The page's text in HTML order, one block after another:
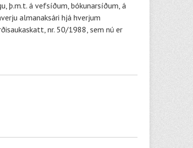
þ.m.t. á vefsíðum, bókunarsíðum, á
almanaksári hjá hverjum
nr. 50/1988, sem nú er